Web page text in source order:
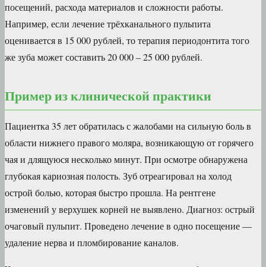
посещений, расхода материалов и сложности работы.
Например, если лечение трёхканального пульпита
оценивается в 15 000 рублей, то терапия периодонтита того
же зуба может составить 20 000 – 25 000 рублей.
Пример из клинической практики
Пациентка 35 лет обратилась с жалобами на сильную боль в
области нижнего правого моляра, возникающую от горячего
чая и длящуюся несколько минут. При осмотре обнаружена
глубокая кариозная полость. Зуб отреагировал на холод
острой болью, которая быстро прошла. На рентгене
изменений у верхушек корней не выявлено. Диагноз: острый
очаговый пульпит. Проведено лечение в одно посещение —
удаление нерва и пломбирование каналов.